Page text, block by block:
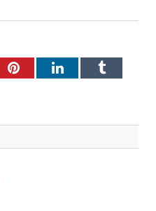
PinterestLinkedInTumblr